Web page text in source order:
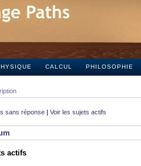
CALCUL PHILOSOPHIE
sans réponse | Voir les sujets actifs
actifs